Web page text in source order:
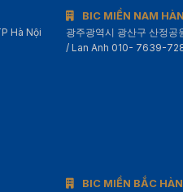
Hà Nội
BIC MIỀN NAM
광주광역시 광산구 산정
/ Lan Anh 010- 7639-
BIC MIỀN BẮC